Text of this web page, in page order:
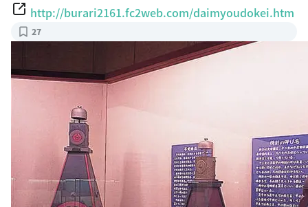
http://burari2161.fc2web.com/daimyoudokei.htm
27